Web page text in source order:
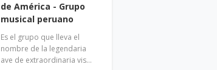
de América - Grupo
musical peruano
Es el grupo que lleva el
nombre de la legendaria
ave de extraordinaria vis…